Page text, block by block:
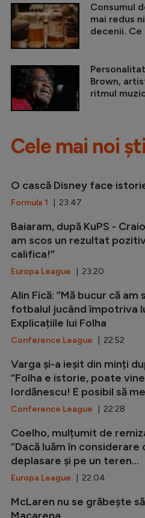
Consumul
mai redus
decenii.
Brown,
ritmul
Cele mai noi
O cască Disney face
Formula 1 | 23:47
Baiaram, după KuPS -
am scos un rezultat
califica!”
Europa League | 23:20
Alin Fică: ”Mă bucur că
fotbalul jucând împotriva
Explicațiile lui Folha
Conference League | 22:52
Varga și-a ieșit din minți
”Folha e istorie, poate
Iordănescu! E posibil să
Conference League | 22:28
Coelho, mulțumit de
”Dacă luăm în considerare
deplasare și pe un teren...
Europa League | 22:04
McLaren nu se grăbește